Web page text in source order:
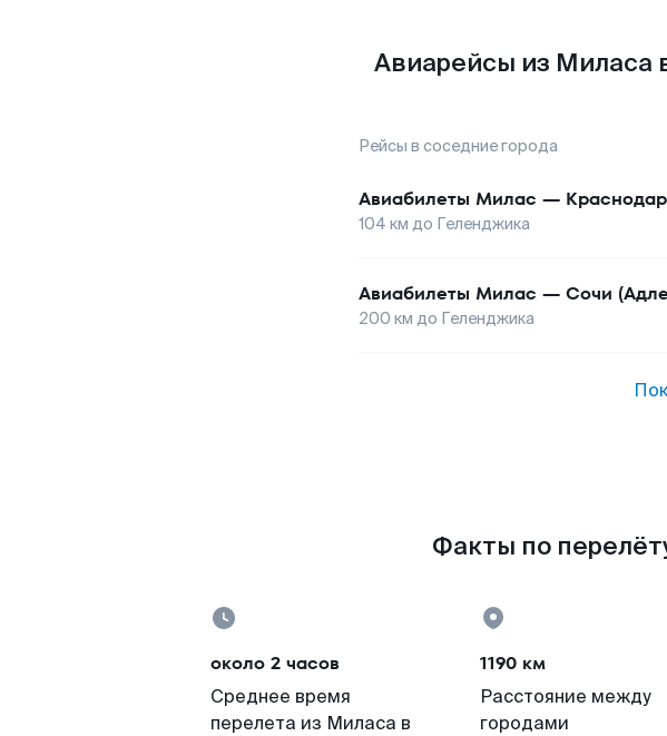
Авиарейсы из Миласа
Рейсы в соседние города
Авиабилеты Милас — Краснодар
104 км до Геленджика
Авиабилеты Милас — Сочи
200 км до Геленджика
Факты по
около 2 часов
Среднее время
перелета из Миласа в
1190 км
Расстояние между
городами